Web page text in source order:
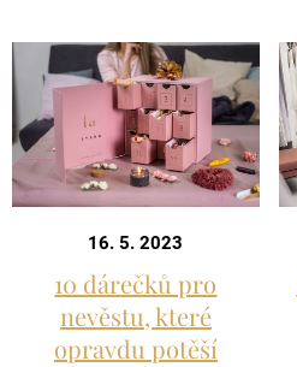
16. 5. 2023
10 dárečků pro
nevěstu, které
opravdu potěší